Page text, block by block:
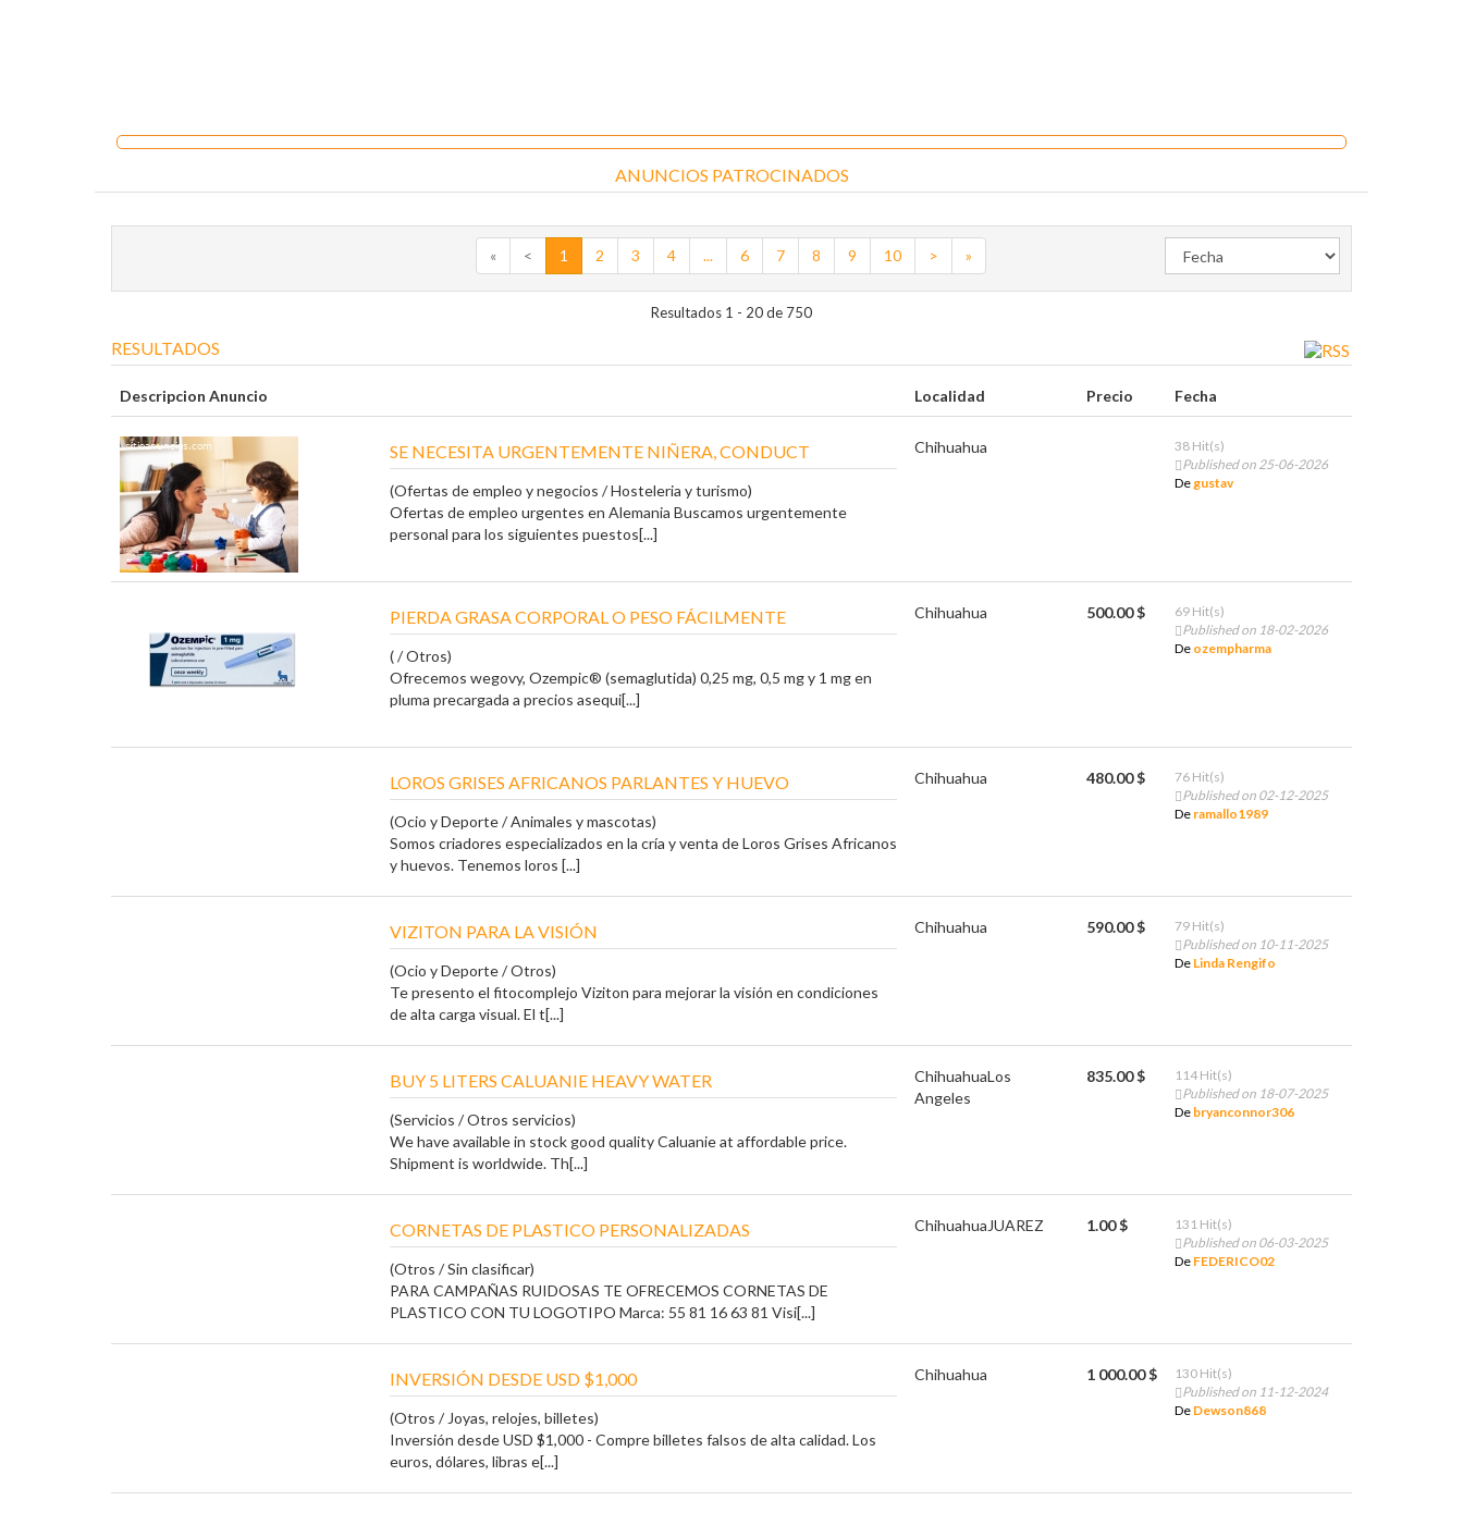
ANUNCIOS PATROCINADOS
« < 1 2 3 4 ... 6 7 8 9 10 > »
Resultados 1 - 20 de 750
RESULTADOS
Descripcion Anuncio Localidad Precio Fecha
SE NECESITA URGENTEMENTE NIÑERA, CONDUCT
(Ofertas de empleo y negocios / Hosteleria y turismo)
Ofertas de empleo urgentes en Alemania Buscamos urgentemente
personal para los siguientes puestos[...]
Chihuahua
38 Hit(s)
Published on 25-06-2026
Degustav
PIERDA GRASA CORPORAL O PESO FÁCILMENTE
( / Otros)
Ofrecemos wegovy, Ozempic® (semaglutida) 0,25 mg, 0,5 mg y 1 mg en
pluma precargada a precios asequi[...]
Chihuahua 500.00 $
69 Hit(s)
Published on 18-02-2026
De ozempharma
LOROS GRISES AFRICANOS PARLANTES Y HUEVO
(Ocio y Deporte / Animales y mascotas)
Somos criadores especializados en la cría y venta de Loros Grises Africanos
y huevos. Tenemos loros [...]
Chihuahua 480.00 $
76 Hit(s)
Published on 02-12-2025
De ramallo1989
VIZITON PARA LA VISIÓN
(Ocio y Deporte / Otros)
Te presento el fitocomplejo Viziton para mejorar la visión en condiciones
de alta carga visual. El t[...]
Chihuahua 590.00 $
79 Hit(s)
Published on 10-11-2025
De Linda Rengifo
BUY 5 LITERS CALUANIE HEAVY WATER
(Servicios / Otros servicios)
We have available in stock good quality Caluanie at affordable price.
Shipment is worldwide. Th[...]
ChihuahuaLos
Angeles
835.00 $
114 Hit(s)
Published on 18-07-2025
De bryanconnor306
CORNETAS DE PLASTICO PERSONALIZADAS
(Otros / Sin clasificar)
PARA CAMPAÑAS RUIDOSAS TE OFRECEMOS CORNETAS DE
PLASTICO CON TU LOGOTIPO Marca: 55 81 16 63 81 Visi[...]
Chihuahua JUAREZ 1.00 $
131 Hit(s)
Published on 06-03-2025
De FEDERICO02
INVERSIÓN DESDE USD $1,000
(Otros / Joyas, relojes, billetes)
Inversión desde USD $1,000 - Compre billetes falsos de alta calidad. Los
euros, dólares, libras e[...]
Chihuahua 1 000.00 $
130 Hit(s)
Published on 11-12-2024
De Dewson868